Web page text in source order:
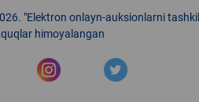
"Elektron onlayn-auksionlarni tashkil
himoyalangan